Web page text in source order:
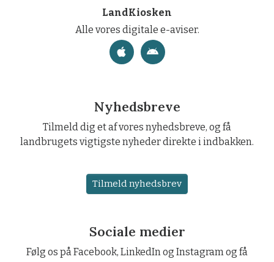
LandKiosken
Alle vores digitale e-aviser.
Nyhedsbreve
Tilmeld dig et af vores nyhedsbreve, og få
landbrugets vigtigste nyheder direkte i indbakken.
Tilmeld nyhedsbrev
Sociale medier
Følg os på Facebook, LinkedIn og Instagram og få